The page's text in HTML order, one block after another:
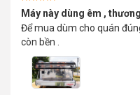
Được xếp
hạng5 5
sao
Máy này dùng êm ,
Để mua dùm cho quán
còn bền .